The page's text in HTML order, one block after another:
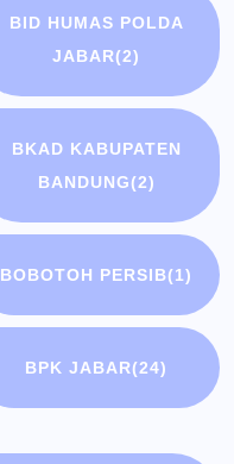
BID HUMAS POLDA
JABAR(2)
BKAD KABUPATEN
BANDUNG(2)
BOBOTOH PERSIB(1)
BPK JABAR(24)